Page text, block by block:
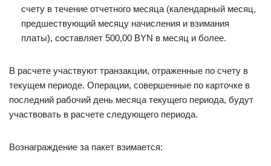
счету в течение отчетного месяца (календарный месяц,
предшествующий месяцу начисления и взимания
платы), составляет 500,00 BYN в месяц и более.
В расчете участвуют транзакции, отраженные по счету в
текущем периоде. Операции, совершенные по карточке в
последний рабочий день месяца текущего периода, будут
участвовать в расчете следующего периода.
Вознаграждение за пакет взимается: